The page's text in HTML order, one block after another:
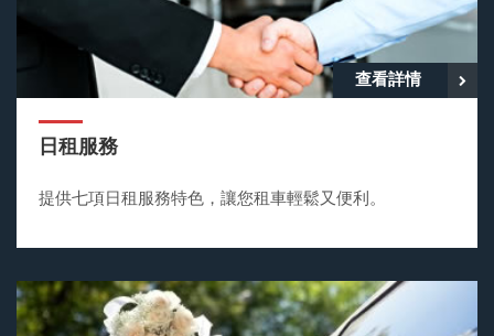
查看詳情
日租服務
提供七項日租服務特色，讓您租車輕鬆又便利。